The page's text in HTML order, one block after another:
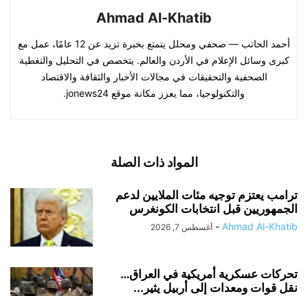
Ahmad Al-Khatib
أحمد الحاتب — صحفي ومحلل يتمتع بخبرة تزيد عن 12 عامًا، عمل مع
كبرى وسائل الإعلام في الأردن والعالم. يتخصص في التحليل والتغطية
الصحفية والتحقيقات في مجالات الأخبار والثقافة والاقتصاد
والتكنولوجيا، مما يعزز مكانة موقع jonews24.
المواد ذات الصلة
ترامب يعتزم توجيه مئات الملايين لدعم
الجمهوريين قبل انتخابات الكونغرس
Ahmad Al-Khatib
- أغسطس 7, 2026
تحركات عسكرية أمريكية في العراق…
نقل قوات ومعدات إلى أربيل يثير...